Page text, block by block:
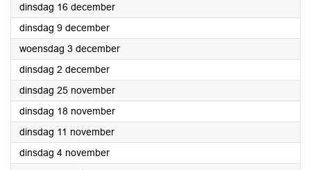
dinsdag 16 december2025
dinsdag 9 december2025
woensdag 3 december2025
dinsdag 2 december2025
dinsdag 25 november2025
dinsdag 18 november2025
dinsdag 11 november2025
dinsdag 4 november2025